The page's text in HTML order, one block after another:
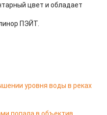
цвет и обладает
ПЭЙТ.
уровня воды в реках